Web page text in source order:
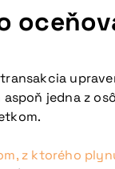
jedna z
z ktorého